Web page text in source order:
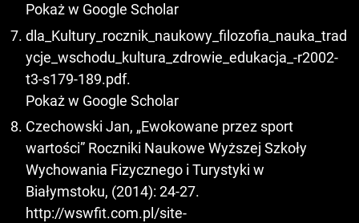
Pokaż w Google Scholar
dla_Kultury_rocznik_naukowy_filozofia_nauka_trad
ycje_wschodu_kultura_zdrowie_edukacja_-r2002-
t3-s179-189.pdf.
Pokaż w Google Scholar
Czechowski Jan, „Ewokowane przez sport
wartości” Roczniki Naukowe Wyższej Szkoły
Wychowania Fizycznego i Turystyki w
Białymstoku, (2014): 24-27.
http://wswfit.com.pl/site-